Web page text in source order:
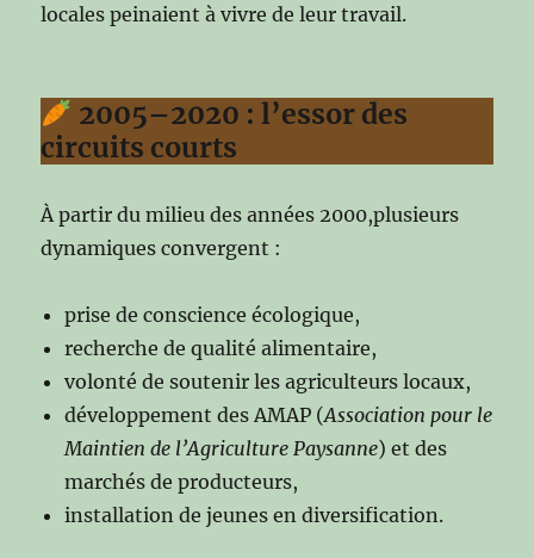
locales peinaient à vivre de leur travail.
2005–2020 : l’essor des
circuits courts
À partir du milieu des années 2000,plusieurs
dynamiques convergent :
prise de conscience écologique,
recherche de qualité alimentaire,
volonté de soutenir les agriculteurs locaux,
développement des AMAP (Association pour le
Maintien de l’Agriculture Paysanne) et des
marchés de producteurs,
installation de jeunes en diversification.